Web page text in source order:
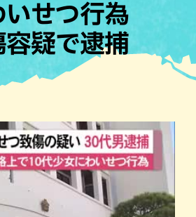
公園
散歩
沖縄の海
コス・タコライス
パン
ッフェ・バイキング フレンチ
沖縄そば 沖縄料理
洋食・西洋料理 焼鳥・串料
いせつ行為
容疑で逮捕